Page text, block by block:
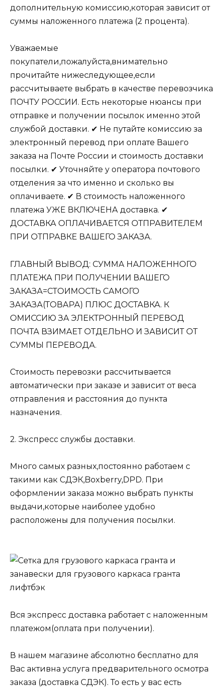
дополнительную комиссию,которая зависит от
суммы наложенного платежа (2 процента).
Уважаемые
покупатели,пожалуйста,внимательно
прочитайте нижеследующее,если
рассчитываете выбрать в качестве перевозчика
ПОЧТУ РОССИИ. Есть некоторые нюансы при
отправке и получении посылок именно этой
службой доставки. ✔ Не путайте комиссию за
электронный перевод при оплате Вашего
заказа на Почте России и стоимость доставки
посылки. ✔ Уточняйте у оператора почтового
отделения за что именно и сколько вы
оплачиваете. ✔ В стоимость наложенного
платежа УЖЕ ВКЛЮЧЕНА доставка. ✔
ДОСТАВКА ОПЛАЧИВАЕТСЯ ОТПРАВИТЕЛЕМ
ПРИ ОТПРАВКЕ ВАШЕГО ЗАКАЗА.
ГЛАВНЫЙ ВЫВОД: СУММА НАЛОЖЕННОГО
ПЛАТЕЖА ПРИ ПОЛУЧЕНИИ ВАШЕГО
ЗАКАЗА=СТОИМОСТЬ САМОГО
ЗАКАЗА(ТОВАРА) ПЛЮС ДОСТАВКА. К
ОМИССИЮ ЗА ЭЛЕКТРОННЫЙ ПЕРЕВОД
ПОЧТА ВЗИМАЕТ ОТДЕЛЬНО И ЗАВИСИТ ОТ
СУММЫ ПЕРЕВОДА.
Стоимость перевозки рассчитывается
автоматически при заказе и зависит от веса
отправления и расстояния до пункта
назначения.
2. Экспресс службы доставки.
Много самых разных,постоянно работаем с
такими как СДЭК,Boxberry,DPD. При
оформлении заказа можно выбрать пункты
выдачи,которые наиболее удобно
расположены для получения посылки.
Вся экспресс доставка работает с наложенным
платежом(оплата при получении).
В нашем магазине абсолютно бесплатно для
Вас активна услуга предварительного осмотра
заказа (доставка СДЭК). То есть у вас есть